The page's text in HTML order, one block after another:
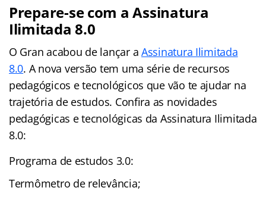
Prepare-se com a Assinatura
Ilimitada 8.0
O Gran acabou de lançar a Assinatura Ilimitada
8.0. A nova versão tem uma série de recursos
pedagógicos e tecnológicos que vão te ajudar na
trajetória de estudos. Confira as novidades
pedagógicas e tecnológicas da Assinatura Ilimitada
8.0:
Programa de estudos 3.0:
Termômetro de relevância;